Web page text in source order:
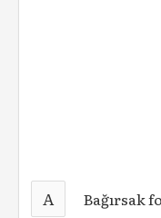
A Bağırsak